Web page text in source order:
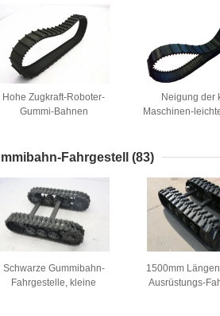
Schneemotoren
Hohe Zugkraft-Roboter-
Gummi-Bahnen
Neigung der
Maschinen-
Fahrgestell (83)
Schwarze Gummibahn-
Fahrgestelle, kleine
1500mm
Ausrüstungs-